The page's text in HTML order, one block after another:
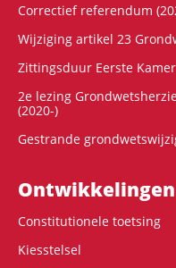
Correctief referendum
Wijziging artikel 23
Zittingsduur Eerste
2e lezing
(2020-)
Gestrande
Ontwikke­lingen
Constitutionele toetsing
Kiesstelsel